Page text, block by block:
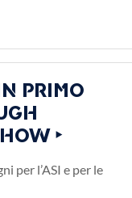
PRIMO
‣
per l’ASI e per le